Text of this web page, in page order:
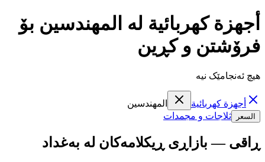
أجهزة كهربائية لە المهندسين بۆ
فرۆشتن و کڕین
هیچ ئەنجامێک نیە
أجهزة كهربائية المهندسين
السعر ثلاجات و مجمدات
ڕاقی — بازاڕی ڕیکلامەکان لە بەغداد